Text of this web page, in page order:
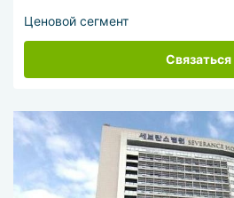
Ценовой сегмент
Связаться